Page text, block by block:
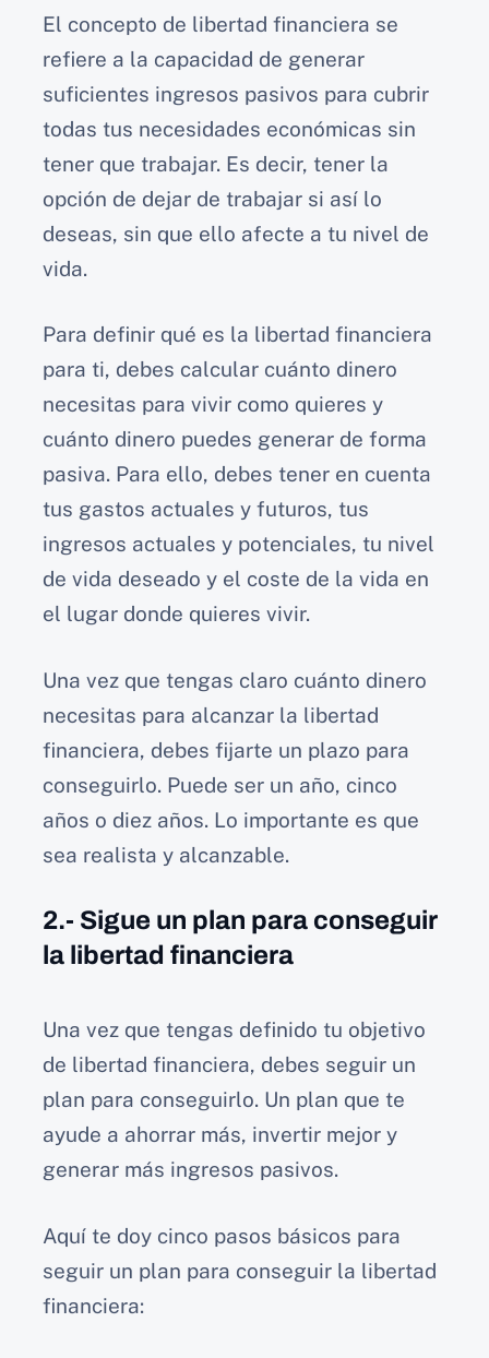
El concepto de libertad financiera se
refiere a la capacidad de generar
suficientes ingresos pasivos para cubrir
todas tus necesidades económicas sin
tener que trabajar. Es decir, tener la
opción de dejar de trabajar si así lo
deseas, sin que ello afecte a tu nivel de
vida.
Para definir qué es la libertad financiera
para ti, debes calcular cuánto dinero
necesitas para vivir como quieres y
cuánto dinero puedes generar de forma
pasiva. Para ello, debes tener en cuenta
tus gastos actuales y futuros, tus
ingresos actuales y potenciales, tu nivel
de vida deseado y el coste de la vida en
el lugar donde quieres vivir.
Una vez que tengas claro cuánto dinero
necesitas para alcanzar la libertad
financiera, debes fijarte un plazo para
conseguirlo. Puede ser un año, cinco
años o diez años. Lo importante es que
sea realista y alcanzable.
2.- Sigue un plan para conseguir
la libertad financiera
Una vez que tengas definido tu objetivo
de libertad financiera, debes seguir un
plan para conseguirlo. Un plan que te
ayude a ahorrar más, invertir mejor y
generar más ingresos pasivos.
Aquí te doy cinco pasos básicos para
seguir un plan para conseguir la libertad
financiera: